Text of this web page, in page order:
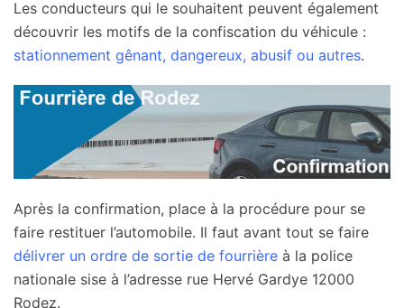
Les conducteurs qui le souhaitent peuvent également
découvrir les motifs de la confiscation du véhicule :
stationnement gênant, dangereux, abusif ou autres.
Après la confirmation, place à la procédure pour se
faire restituer l’automobile. Il faut avant tout se faire
délivrer un ordre de sortie de fourrière à la police
nationale sise à l’adresse rue Hervé Gardye 12000
Rodez.